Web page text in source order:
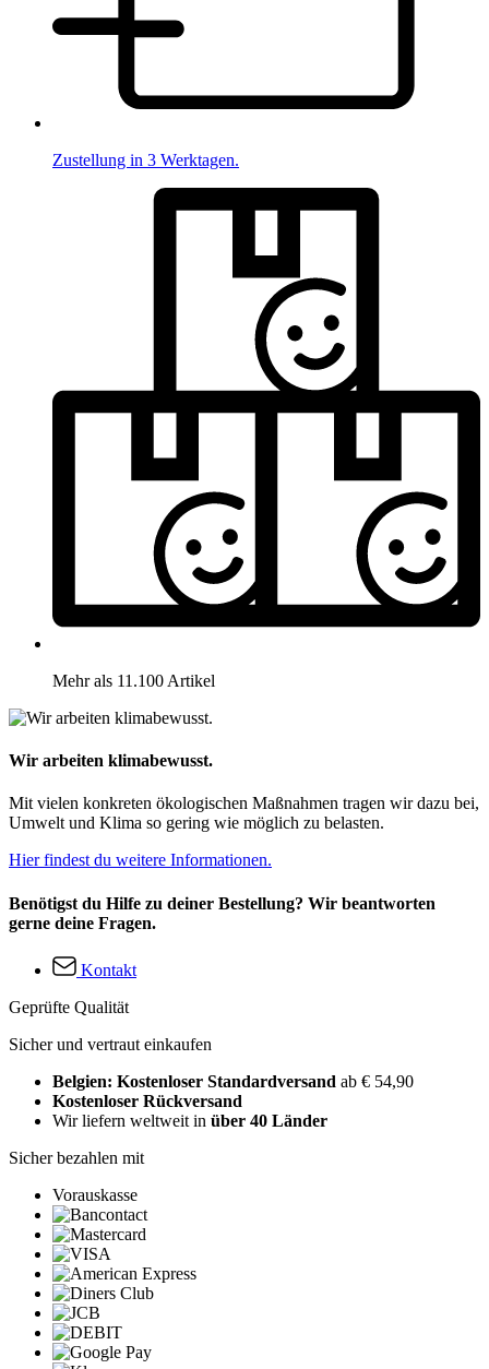
Zustellung in 3 Werktagen.
Mehr als 11.100 Artikel
Wir arbeiten klimabewusst.
Mit vielen konkreten ökologischen Maßnahmen tragen wir dazu bei,
Umwelt und Klima so gering wie möglich zu belasten.
Hier findest du weitere Informationen.
Benötigst du Hilfe zu deiner Bestellung? Wir beantworten
gerne deine Fragen.
Kontakt
Geprüfte Qualität
Sicher und vertraut einkaufen
Belgien: Kostenloser Standardversand ab € 54,90
Kostenloser Rückversand
Wir liefern weltweit in über 40 Länder
Sicher bezahlen mit
Vorauskasse